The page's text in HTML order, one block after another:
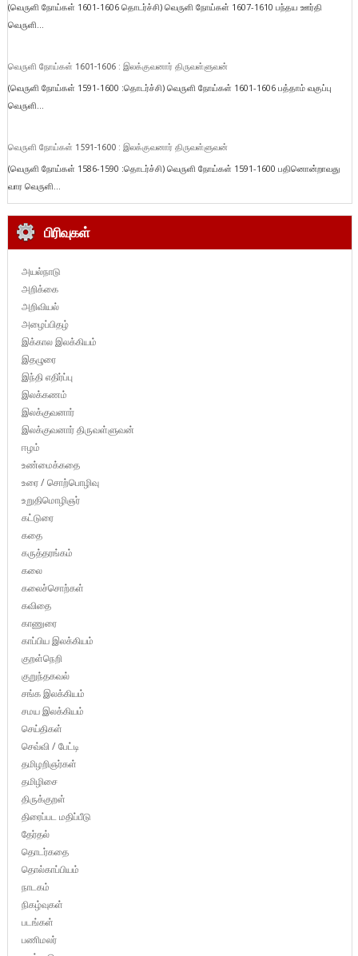
(வெருளி நோய்கள் 1601-1606 தொடர்ச்சி) வெருளி நோய்கள் 1607-1610 பந்தய ஊர்தி
வெருளி...
வெருளி நோய்கள் 1601-1606 : இலக்குவனார் திருவள்ளுவன்
(வெருளி நோய்கள் 1591-1600 :தொடர்ச்சி) வெருளி நோய்கள் 1601-1606 பத்தாம் வகுப்பு
வெருளி...
வெருளி நோய்கள் 1591-1600 : இலக்குவனார் திருவள்ளுவன்
(வெருளி நோய்கள் 1586-1590 :தொடர்ச்சி) வெருளி நோய்கள் 1591-1600 பதினொன்றாவது
வார வெருளி...
பிரிவுகள்
அயல்நாடு
அறிக்கை
அறிவியல்
அழைப்பிதழ்
இக்கால இலக்கியம்
இதழுரை
இந்தி எதிர்ப்பு
இலக்கணம்
இலக்குவனார்
இலக்குவனார் திருவள்ளுவன்
ஈழம்
உண்மைக்கதை
உரை / சொற்பொழிவு
உறுதிமொழிஞர்
கட்டுரை
கதை
கருத்தரங்கம்
கலை
கலைச்சொற்கள்
கவிதை
காணுரை
காப்பிய இலக்கியம்
குறள்நெறி
குறுந்தகவல்
சங்க இலக்கியம்
சமய இலக்கியம்
செய்திகள்
செவ்வி / பேட்டி
தமிழறிஞர்கள்
தமிழிசை
திருக்குறள்
திரைப்பட மதிப்பீடு
தேர்தல்
தொடர்கதை
தொல்காப்பியம்
நாடகம்
நிகழ்வுகள்
படங்கள்
பணிமலர்